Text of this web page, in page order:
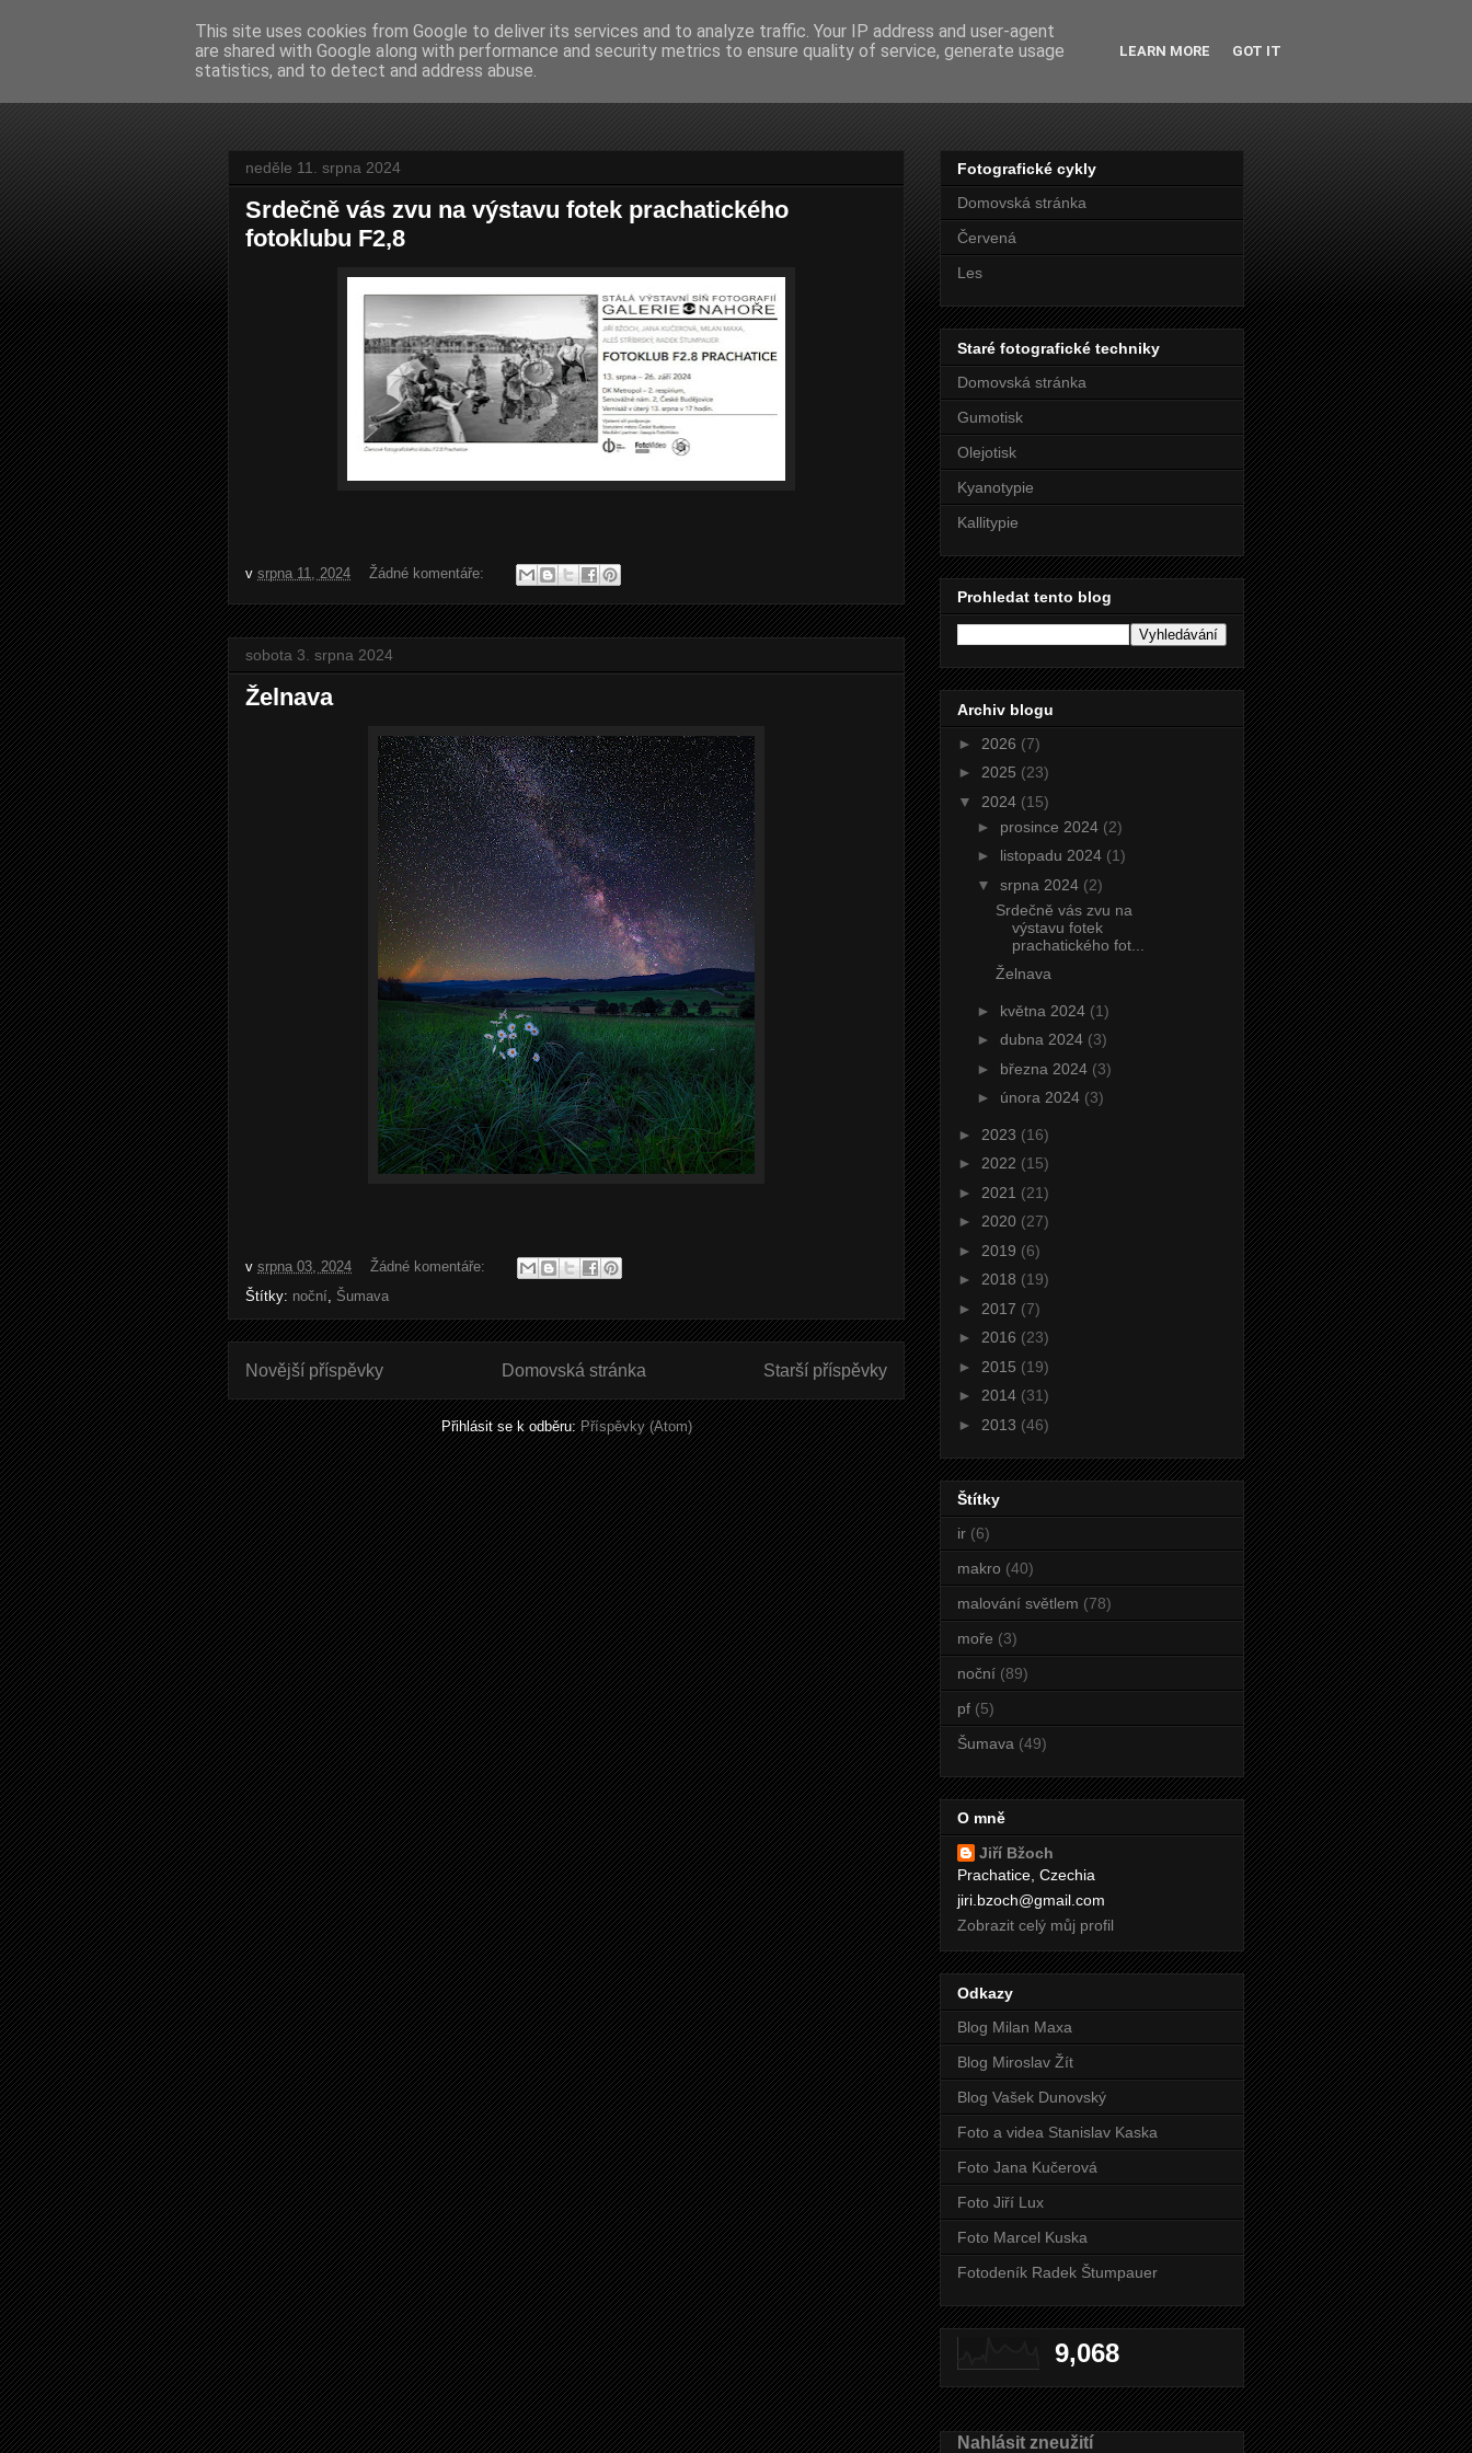
Jiří Bžoch - FOTOGRAFIE
neděle 11. srpna 2024
Srdečně vás zvu na výstavu fotek prachatického
fotoklubu F2,8
v srpna 11, 2024 Žádné komentáře:
sobota 3. srpna 2024
Želnava
v srpna 03, 2024
Žádné komentáře:
Štítky: noční, Šumava
Novější příspěvky Starší příspěvky
Domovská stránka
Přihlásit se k odběru:Příspěvky (Atom)
Fotografické cykly
Domovská stránka
Červená
Les
Staré fotografické techniky
Domovská stránka
Gumotisk
Olejotisk
Kyanotypie
Kallitypie
Prohledat tento blog
Archiv blogu
► 2026 (7)
► 2025 (23)
▼ 2024 (15)
► prosince 2024 (2)
► listopadu 2024 (1)
▼ srpna 2024 (2)
Srdečně vás zvu na
výstavu fotek
prachatického fot...
Želnava
► května 2024 (1)
► dubna 2024 (3)
► března 2024 (3)
► února 2024 (3)
► 2023 (16)
► 2022 (15)
► 2021 (21)
► 2020 (27)
► 2019 (6)
► 2018 (19)
► 2017 (7)
► 2016 (23)
► 2015 (19)
► 2014 (31)
► 2013 (46)
Štítky
ir (6)
makro (40)
malování světlem (78)
moře (3)
noční (89)
pf (5)
Šumava (49)
O mně
Jiří Bžoch
Prachatice, Czechia
jiri.bzoch@gmail.com
Zobrazit celý můj profil
Odkazy
Blog Milan Maxa
Blog Miroslav Žít
Blog Vašek Dunovský
Foto a videa Stanislav Kaska
Foto Jana Kučerová
Foto Jiří Lux
Foto Marcel Kuska
Fotodeník Radek Štumpauer
9,068
Nahlásit zneužití
This site uses cookies from Google to deliver its services and to analyze traffic. Your IP address and user-agent
are shared with Google along with performance and security metrics to ensure quality of service, generate usage
statistics, and to detect and address abuse.
LEARN MORE GOT IT